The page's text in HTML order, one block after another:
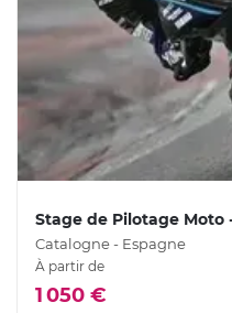
Stage de Pilotage Moto
Catalogne - Espagne
À partir de
1 050 €